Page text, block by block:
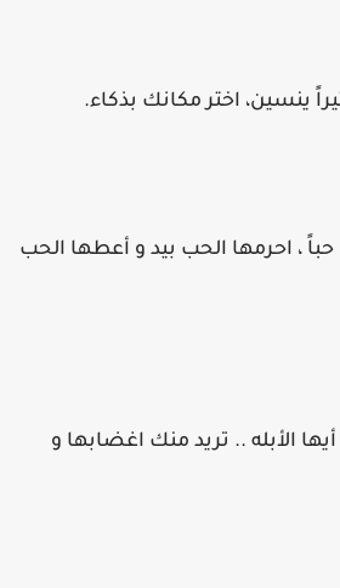
، احرمها الحب بيد و أعطها الحب
الأبله .. تريد منك اغضابها و